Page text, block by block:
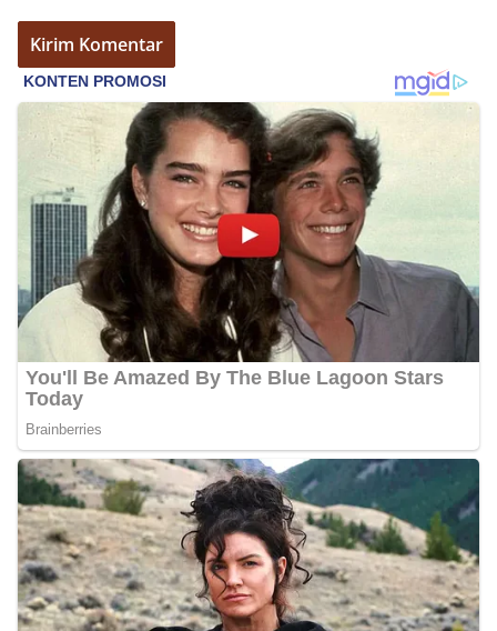
berdialog dengan warga.‎‎Ia juga menambahkan
agar warga memperhatikan kondisi bendera yang
keadaan bersih, tidak sobek, dan layak untuk
dikibarkan sebagai simbol kehormatan
negara.‎‎‎Selain menyampaikan imbauan terkait
bendera, kegiatan sambang DDS ini juga
dimanfaatkan sebagai sarana deteksi dini (early
warning) guna mengantisipasi potensi gangguan
keamanan dan ketertiban masyarakat
(Kamtibmas) di lingkungan tempat tinggal warga.
Melalui interaksi langsung tersebut,
Bhabinkamtibmas dapat menghimpun informasi
awal terkait situasi sosial, potensi kerawanan,
maupun hal-hal yang dapat mengganggu
kondusivitas wilayah, khususnya menjelang
perayaan HUT Kemerdekaan RI yang biasanya
diwarnai dengan berbagai kegiatan dan
diharapkan potensi gangguan keamanan dapat
diantisipasi sejak awal sehingga situasi di
Kelurahan Sunggal tetap terjaga aman, tertib,
dan kondusif hingga puncak perayaan HUT
Kemerdekaan RI berlangsung.‎‎Wujud Kedekatan
Polri dengan Masyarakat‎Kegiatan sambang Door
to Door System ini merupakan salah satu bentuk
implementasi program Polri Presisi yang
mengedepankan kehadiran dan kedekatan